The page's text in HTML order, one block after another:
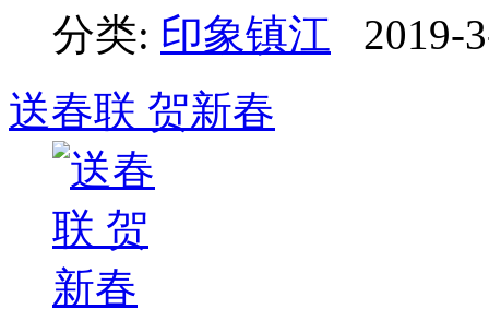
分类: 印象镇江
2019-
送春联 贺新春